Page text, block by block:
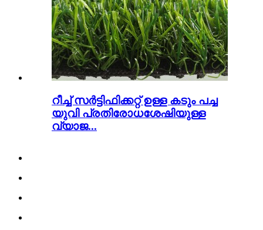
റീച്ച് സർട്ടിഫിക്കറ്റ് ഉള്ള കടും പച്ച
യുവി പ്രതിരോധശേഷിയുള്ള
വ്യാജ...